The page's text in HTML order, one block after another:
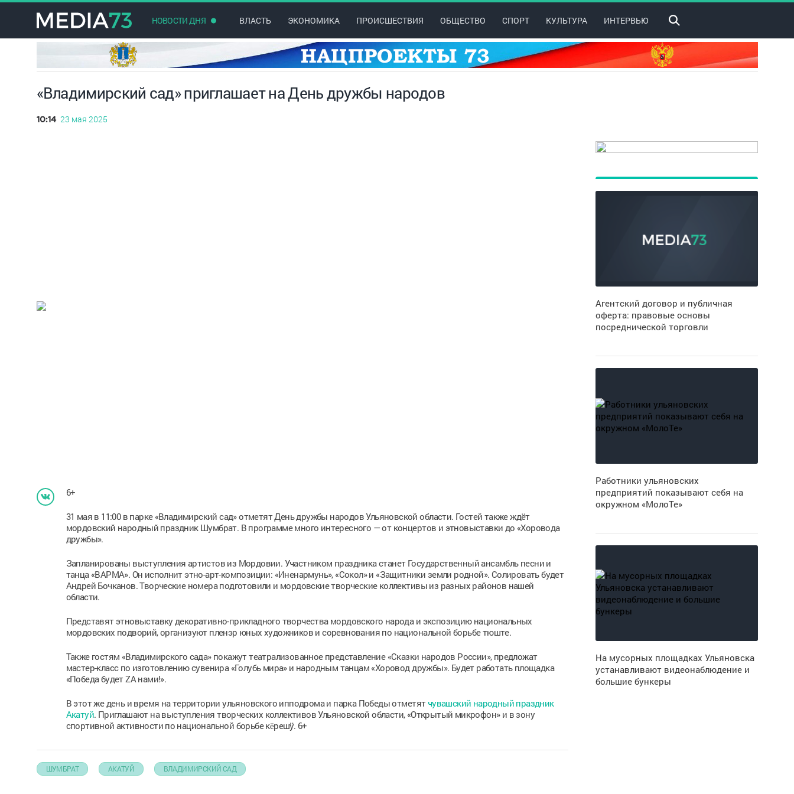
НОВОСТИ ДНЯ ВЛАСТЬ ЭКОНОМИКА ПРОИСШЕСТВИЯ ОБЩЕСТВО СПОРТ КУЛЬТУРА ИНТЕРВЬЮ
«Владимирский сад» приглашает на День дружбы народов
10:14 23 мая 2025
6+
31 мая в 11:00 в парке «Владимирский сад» отметят День дружбы народов Ульяновской области. Гостей также ждёт
мордовский народный праздник Шумбрат. В программе много интересного — от концертов и этновыставки до «Хоровода
дружбы».
Запланированы выступления артистов из Мордовии. Участником праздника станет Государственный ансамбль песни и
танца «ВАРМА». Он исполнит этно-арт-композиции: «Иненармунь», «Сокол» и «Защитники земли родной». Солировать будет
Андрей Бочканов. Творческие номера подготовили и мордовские творческие коллективы из разных районов нашей
области.
Представят этновыставку декоративно-прикладного творчества мордовского народа и экспозицию национальных
мордовских подворий, организуют пленэр юных художников и соревнования по национальной борьбе тюште.
Также гостям «Владимирского сада» покажут театрализованное представление «Сказки народов России», предложат
мастер-класс по изготовлению сувенира «Голубь мира» и народным танцам «Хоровод дружбы». Будет работать площадка
«Победа будет ZA нами!».
В этот же день и время на территории ульяновского ипподрома и парка Победы отметят чувашский народный праздник
Акатуй. Приглашают на выступления творческих коллективов Ульяновской области, «Открытый микрофон» и в зону
спортивной активности по национальной борьбе кĕрешÿ. 6+
ШУМБРАТ АКАТУЙ ВЛАДИМИРСКИЙ САД
Агентский договор и публичная
оферта: правовые основы
посреднической торговли
Работники ульяновских
предприятий показывают себя на
окружном «МолоТе»
На мусорных площадках Ульяновска
устанавливают видеонаблюдение и
большие бункеры